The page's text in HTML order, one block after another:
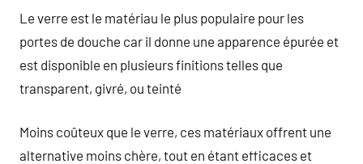
Le verre est le matériau le plus populaire pour les
portes de douche car il donne une apparence épurée et
est disponible en plusieurs finitions telles que
transparent, givré, ou teinté
Moins coûteux que le verre, ces matériaux offrent une
alternative moins chère, tout en étant efficaces et